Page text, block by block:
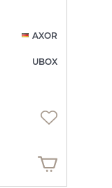
AXOR
UBOX